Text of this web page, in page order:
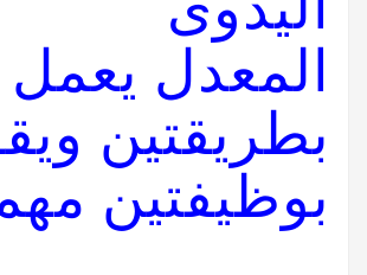
المعدل يعمل
بطريقتين
بوظيفتين